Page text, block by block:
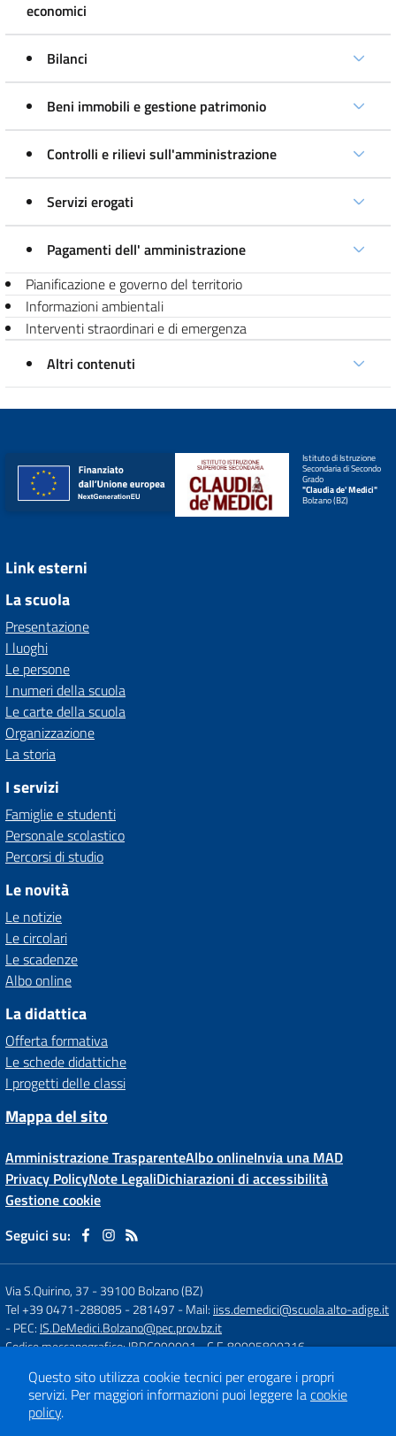
economici
Bilanci
Beni immobili e gestione patrimonio
Controlli e rilievi sull'amministrazione
Servizi erogati
Pagamenti dell' amministrazione
Pianificazione e governo del territorio
Informazioni ambientali
Interventi straordinari e di emergenza
Altri contenuti
Istituto di Istruzione
Secondaria di Secondo
Grado
"Claudia de' Medici"
Bolzano (BZ)
Link esterni
La scuola
Presentazione
I luoghi
Le persone
I numeri della scuola
Le carte della scuola
Organizzazione
La storia
I servizi
Famiglie e studenti
Personale scolastico
Percorsi di studio
Le novità
Le notizie
Le circolari
Le scadenze
Albo online
La didattica
Offerta formativa
Le schede didattiche
I progetti delle classi
Mappa del sito
Amministrazione TrasparenteAlbo onlineInvia una MAD
Privacy PolicyNote LegaliDichiarazioni di accessibilità
Gestione cookie
Seguici su:
Via S.Quirino, 37 -39100 Bolzano (BZ)
Tel +39 0471-288085 - 281497 - Mail: iiss.demedici@scuola.alto-adige.it
- PEC: IS.DeMedici.Bolzano@pec.prov.bz.it
Codice meccanografico: IBRC090001- C.F. 80005800216
Concept & Design by
Designers Italia
Questo sito utilizza cookie tecnici per erogare i propri
servizi. Per maggiori informazioni puoi leggere lacookie
policy.